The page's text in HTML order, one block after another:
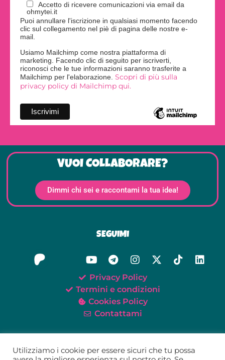
Accetto di ricevere comunicazioni via email da
ohmytei.it
Puoi annullare l'iscrizione in qualsiasi momento facendo
clic sul collegamento nel piè di pagina delle nostre e-
mail.
Usiamo Mailchimp come nostra piattaforma di
marketing. Facendo clic di seguito per iscriverti,
riconosci che le tue informazioni saranno trasferite a
Mailchimp per l'elaborazione. Scopri di più sulla
privacy policy di Mailchimp qui.
VUOI COLLABORARE?
Dimmi chi sei e raccontami la tua idea!
SEGUIMI
Privacy Policy
Termini e condizioni
Cookies Policy
Contattami
Utilizziamo i cookie per essere sicuri che tu possa